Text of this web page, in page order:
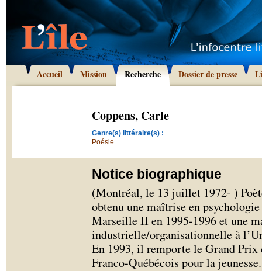
Accueil Mission Recherche Dossier de presse
Coppens, Carle
Genre(s) littéraire(s) :
Poésie
Notice biographique
(Montréal, le 13 juillet 1972- )
obtenu une maîtrise en
Marseille II en 1995-1996 et une
industrielle/organisationnelle à
En 1993, il remporte le Grand
Franco-Québécois pour la jeunesse.